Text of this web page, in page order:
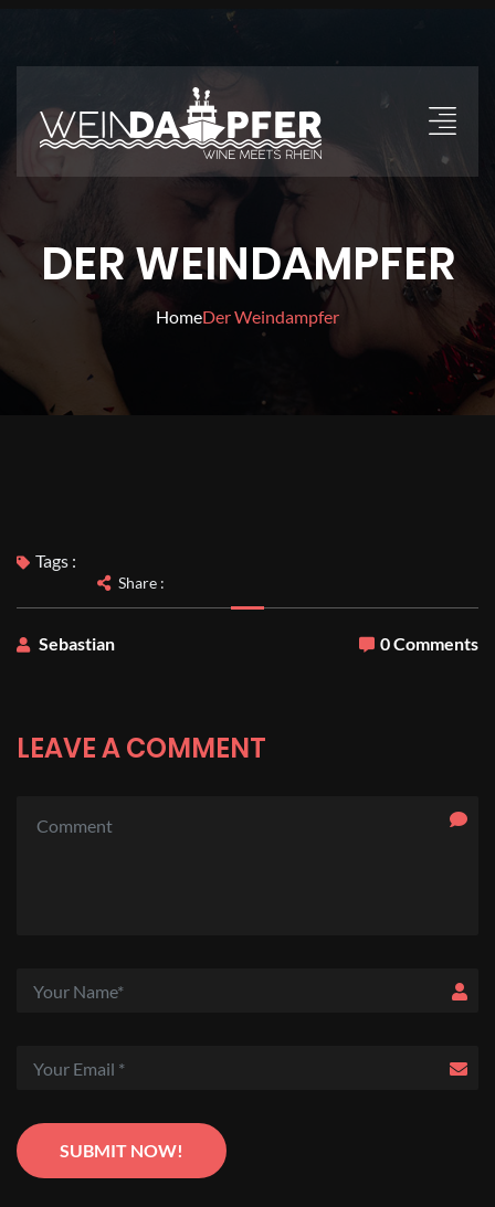
DER WEINDAMPFER
HomeDer Weindampfer
Tags :
Share :
Sebastian 0 Comments
LEAVE A COMMENT